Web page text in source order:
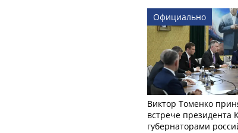
Официально
Виктор Томенко
встрече президента
губернаторами